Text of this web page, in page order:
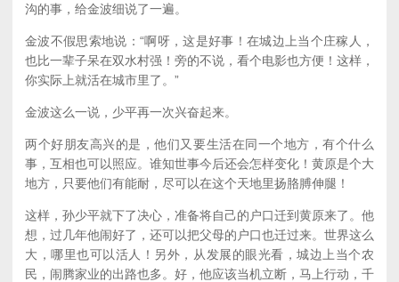
沟的事，给金波细说了一遍。
金波不假思索地说：“啊呀，这是好事！在城边上当个庄稼人，
也比一辈子呆在双水村强！旁的不说，看个电影也方便！这样，
你实际上就活在城市里了。”
金波这么一说，少平再一次兴奋起来。
两个好朋友高兴的是，他们又要生活在同一个地方，有个什么
事，互相也可以照应。谁知世事今后还会怎样变化！黄原是个大
地方，只要他们有能耐，尽可以在这个天地里扬胳膊伸腿！
这样，孙少平就下了决心，准备将自己的户口迁到黄原来了。他
想，过几年他闹好了，还可以把父母的户口也迁过来。世界这么
大，哪里也可以活人！另外，从发展的眼光看，城边上当个农
民，闹腾家业的出路也多。好，他应该当机立断，马上行动，千